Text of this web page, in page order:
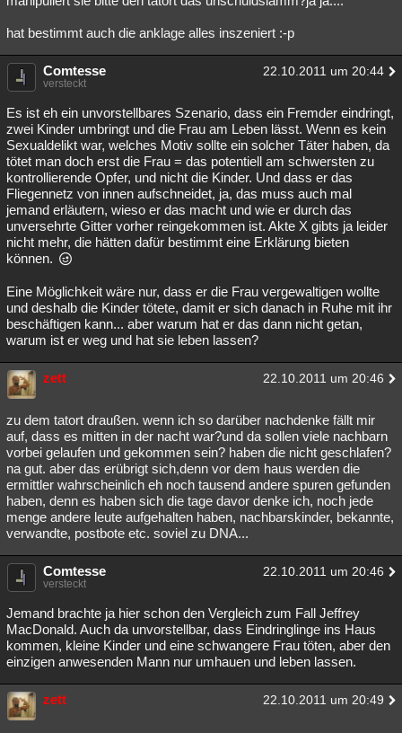
hat bestimmt auch die anklage alles inszeniert :-p
Comtesse 22.10.2011 um 20:44
versteckt
Es ist eh ein unvorstellbares Szenario, dass ein Fremder eindringt,
zwei Kinder umbringt und die Frau am Leben lässt. Wenn es kein
Sexualdelikt war, welches Motiv sollte ein solcher Täter haben, da
tötet man doch erst die Frau = das potentiell am schwersten zu
kontrollierende Opfer, und nicht die Kinder. Und dass er das
Fliegennetz von innen aufschneidet, ja, das muss auch mal
jemand erläutern, wieso er das macht und wie er durch das
unversehrte Gitter vorher reingekommen ist. Akte X gibts ja leider
nicht mehr, die hätten dafür bestimmt eine Erklärung bieten
können.
Eine Möglichkeit wäre nur, dass er die Frau vergewaltigen wollte
und deshalb die Kinder tötete, damit er sich danach in Ruhe mit ihr
beschäftigen kann... aber warum hat er das dann nicht getan,
warum ist er weg und hat sie leben lassen?
zett 22.10.2011 um 20:46
zu dem tatort draußen. wenn ich so darüber nachdenke fällt mir
auf, dass es mitten in der nacht war?und da sollen viele nachbarn
vorbei gelaufen und gekommen sein? haben die nicht geschlafen?
na gut. aber das erübrigt sich,denn vor dem haus werden die
ermittler wahrscheinlich eh noch tausend andere spuren gefunden
haben, denn es haben sich die tage davor denke ich, noch jede
menge andere leute aufgehalten haben, nachbarskinder, bekannte,
verwandte, postbote etc. soviel zu DNA...
Comtesse 22.10.2011 um 20:46
versteckt
Jemand brachte ja hier schon den Vergleich zum Fall Jeffrey
MacDonald. Auch da unvorstellbar, dass Eindringlinge ins Haus
kommen, kleine Kinder und eine schwangere Frau töten, aber den
einzigen anwesenden Mann nur umhauen und leben lassen.
zett 22.10.2011 um 20:49